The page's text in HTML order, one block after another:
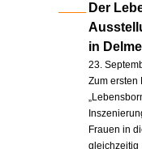
Der
in
23.
Zum ersten
Frauen in
gleichzeitig